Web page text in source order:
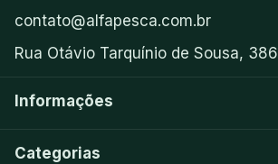
contato@alfapesca.com.br
Rua Otávio Tarquínio de Sousa, 386
Informações
Categorias